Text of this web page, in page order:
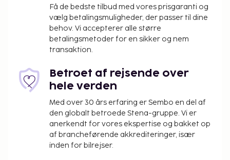
Få de bedste tilbud med vores prisgaranti og
vælg betalingsmuligheder, der passer til dine
behov. Vi accepterer alle større
betalingsmetoder for en sikker og nem
transaktion.
Betroet af rejsende over
hele verden
Med over 30 års erfaring er Sembo en del af
den globalt betroede Stena-gruppe. Vi er
anerkendt for vores ekspertise og bakket op
af brancheførende akkrediteringer, især
inden for bilrejser.